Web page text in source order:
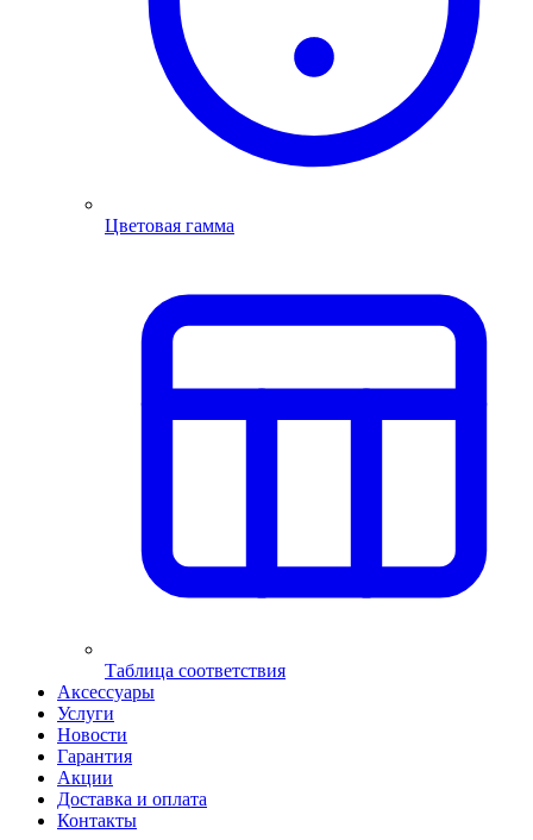
Цветовая гамма
Таблица соответствия
Аксессуары
Услуги
Новости
Гарантия
Акции
Доставка и оплата
Контакты